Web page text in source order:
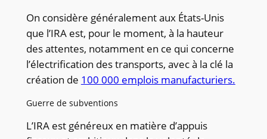
On considère généralement aux États-Unis
que l’IRA est, pour le moment, à la hauteur
des attentes, notamment en ce qui concerne
l’électrification des transports, avec à la clé la
création de 100 000 emplois manufacturiers.
Guerre de subventions
L’IRA est généreux en matière d’appuis